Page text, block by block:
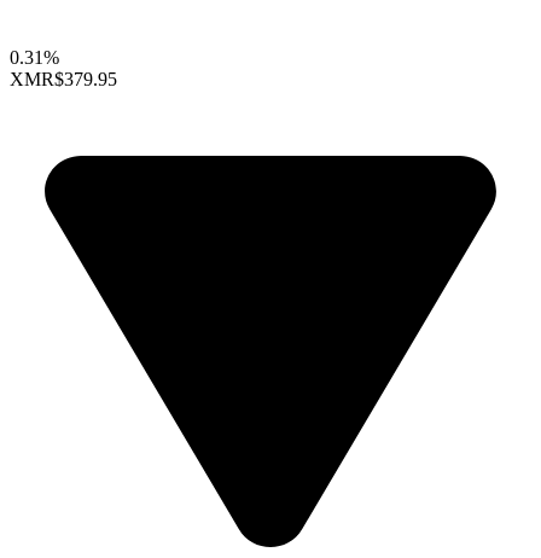
0.31%
XMR$379.95